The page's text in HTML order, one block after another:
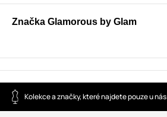
Značka Glamorous by Glam
Kolekce a značky, které najdete pouze u nás